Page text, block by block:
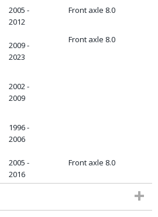
2005 -
2012
Front axle 8.0
2009 -
2023
Front axle 8.0
2002 -
2009
1996 -
2006
2005 -
2016
Front axle 8.0